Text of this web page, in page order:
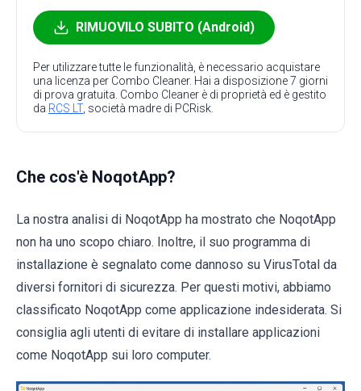
RIMUOVILO SUBITO (Android)
Per utilizzare tutte le funzionalità, è necessario acquistare
una licenza per Combo Cleaner. Hai a disposizione 7 giorni
di prova gratuita. Combo Cleaner è di proprietà ed è gestito
da RCS LT, società madre di PCRisk.
Che cos'è NoqotApp?
La nostra analisi di NoqotApp ha mostrato che NoqotApp
non ha uno scopo chiaro. Inoltre, il suo programma di
installazione è segnalato come dannoso su VirusTotal da
diversi fornitori di sicurezza. Per questi motivi, abbiamo
classificato NoqotApp come applicazione indesiderata. Si
consiglia agli utenti di evitare di installare applicazioni
come NoqotApp sui loro computer.